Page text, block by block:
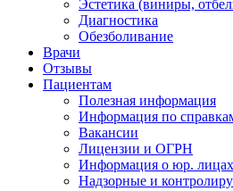
Эстетика (виниры,
Диагностика
Обезболивание
Врачи
Отзывы
Пациентам
Полезная информация
Информация по
Вакансии
Лицензии и ОГРН
Информация о юр. лицах
Надзорные и